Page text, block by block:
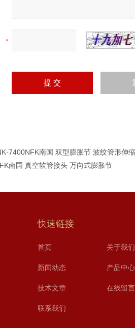
7400NFK南国 双型膨胀节 波纹管形伸
南国 真空软管接头 万向式膨胀节
快速链接
首页 关于我们
新闻动态 产品中心
技术文章 在线留言
联系我们